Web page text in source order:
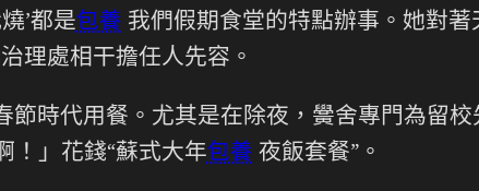
’都是包養 我們假期食堂的特點辦事。她對
理處相干擔任人先容。
時代用餐。尤其是在除夜，黌舍專門為留校
！」花錢“蘇式大年包養 夜飯套餐”。